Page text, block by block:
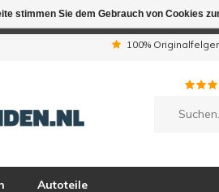
100%
Autoteile
stimmen Sie dem Gebrauch von Cookies
Aufgrund der Ferientagen